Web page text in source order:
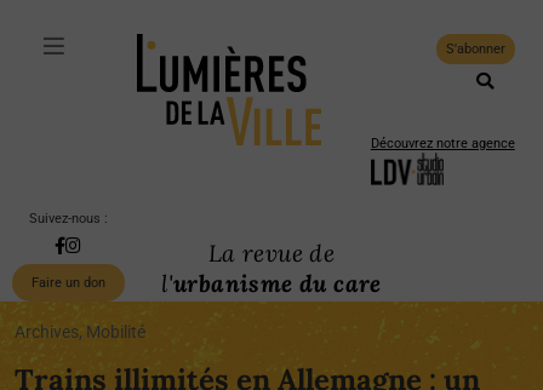
S'abonner
Découvrez notre agence
Suivez-nous :
Faire un don
La revue de
l'urbanisme du care
Archives, Mobilité
Trains illimités en Allemagne : un